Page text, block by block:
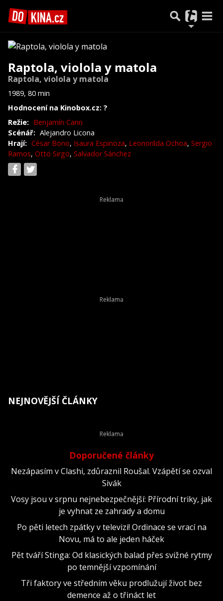
Raptola, violola y matola
Raptola, violola y matola
1989, 80 min
Hodnocení na Kinobox.cz: ?
Režie: Benjamín Cann
Scénář: Alejandro Licona
Hrají: César Bono, Isaura Espinoza, Leonorilda Ochoa, Sergio
Ramos, Otto Sirgo, Salvador Sánchez
NEJNOVĚJŠÍ ČLÁNKY
Doporučené články
Nezápasím v Clashi, zdůraznil Roušal. Vzápětí se ozval
Sivák
Vosy jsou v srpnu nejnebezpečnější: Přírodní triky, jak
je vyhnat ze zahrady a domu
Po pěti letech zpátky v televizi! Ordinace se vrací na
Novu, má to ale jeden háček
Pět tváří Stinga: Od klasických balad přes svižné rytmy
po temnější vzpomínání
Tři faktory ve středním věku prodlužují život bez
demence až o třináct let